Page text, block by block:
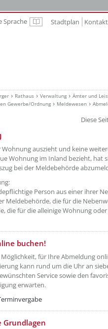
Sprache Leichte Sprache
Stadtplan Kontakt
Rathaus Verwaltung Ämter und
Gewerbe/Ordnung
Meldewesen
Diese
Wohnung auszieht und keine
Wohnung im Inland bezieht, hat
bei der Meldebehörde
Person aus einer ihrer
Meldebehörde, die für die
die für die alleinige Wohnung
buchen!
Möglichkeit, für Ihre Abmeldung
kann rund um die Uhr an
Service sowie den
erwarten.
Grundlagen